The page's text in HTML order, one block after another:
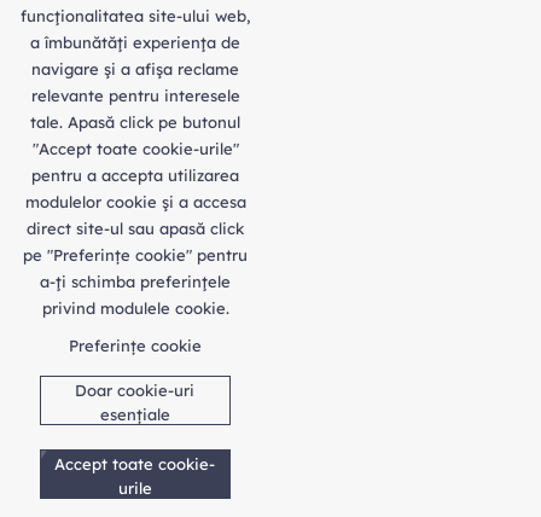
funcţionalitatea site-ului web,
a îmbunătăţi experienţa de
navigare şi a afişa reclame
relevante pentru interesele
tale. Apasă click pe butonul
"Accept toate cookie-urile"
pentru a accepta utilizarea
modulelor cookie şi a accesa
direct site-ul sau apasă click
pe "Preferințe cookie" pentru
a-ţi schimba preferinţele
privind modulele cookie.
Preferințe cookie
Doar cookie-uri
esențiale
Accept toate cookie-
urile